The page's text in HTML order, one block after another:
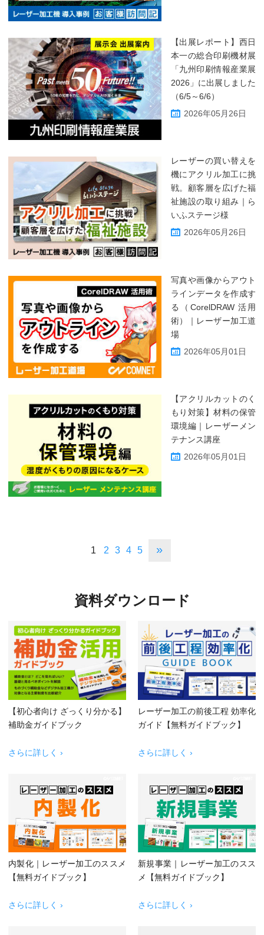
【出展レポート】西日
本一の総合印刷機材展
「九州印刷情報産業展
2026」に出展しました
（6/5～6/6）
2026年05月26日
レーザーの買い替えを
機にアクリル加工に挑
戦。顧客層を広げた福
祉施設の取り組み｜ら
いふステージ様
2026年05月26日
写真や画像からアウト
ラインデータを作成す
る（CorelDRAW 活用
術）｜レーザー加工道
場
2026年05月01日
【アクリルカットのく
もり対策】材料の保管
環境編｜レーザーメン
テナンス講座
2026年05月01日
1 2 3 4 5 »
資料ダウンロード
【初心者向け ざっくり分かる】
補助金ガイドブック
さらに詳しく ›
レーザー加工の前後工程 効率化
ガイド【無料ガイドブック】
さらに詳しく ›
内製化｜レーザー加工のススメ
【無料ガイドブック】
さらに詳しく ›
新規事業｜レーザー加工のスス
メ【無料ガイドブック】
さらに詳しく ›